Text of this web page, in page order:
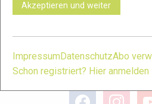
xc-run.de in den sozialen
facebook instagram
Akzeptieren und weiter
Impressum DatenschutzAbo
Schon registriert? Hier anmelden